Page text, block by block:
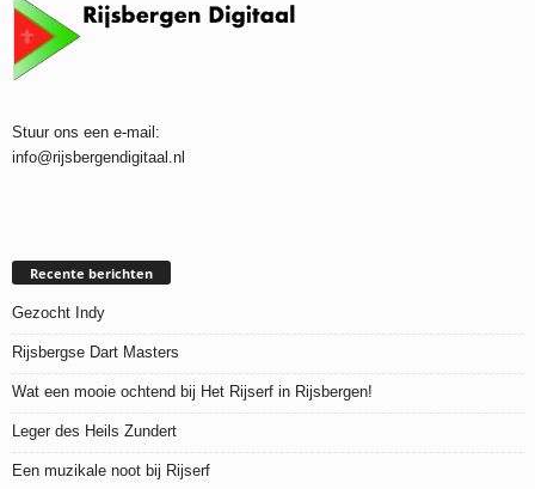
Stuur ons een e-mail:
info@rijsbergendigitaal.nl
Recente berichten
Gezocht Indy
Rijsbergse Dart Masters
Wat een mooie ochtend bij Het Rijserf in Rijsbergen!
Leger des Heils Zundert
Een muzikale noot bij Rijserf